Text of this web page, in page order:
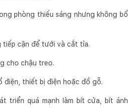
phòng thiếu sáng nhưng không bổ
tiếp cận để tưới và cắt tỉa.
cho chậu treo.
điện, thiết bị điện hoặc đồ gỗ.
triển quá mạnh làm bít cửa, bít ánh